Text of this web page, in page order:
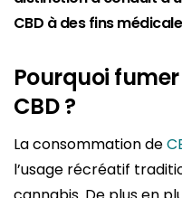
CBD à des fins
Pourquoi
CBD ?
La consommation de
l’usage récréatif